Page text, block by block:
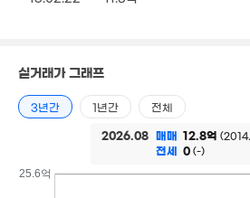
실거래가 그래프
3년간 1년간 전체
2026.08 매매 12.8억
전세 0 (-)
25.6억